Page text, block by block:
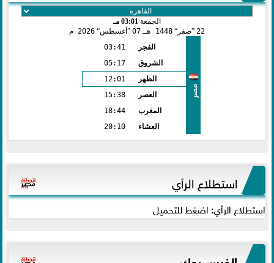
الجمعة 03:01 مـ
22 صفر 1448 هـ 07 أغسطس 2026 م
مصر
الفجر
03:41
الشروق
05:17
الظهر
12:01
العصر
15:38
المغرب
18:44
العشاء
20:10
استطلاع الرأي
استطلاع الرأي: اضغط للتحميل